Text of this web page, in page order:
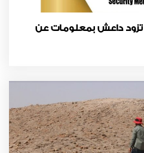
تزود داعش بمعلومات عن